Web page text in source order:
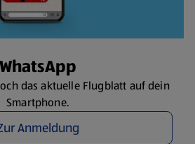
WhatsApp
das aktuelle Flugblatt auf dein
Smartphone.
Anmeldung